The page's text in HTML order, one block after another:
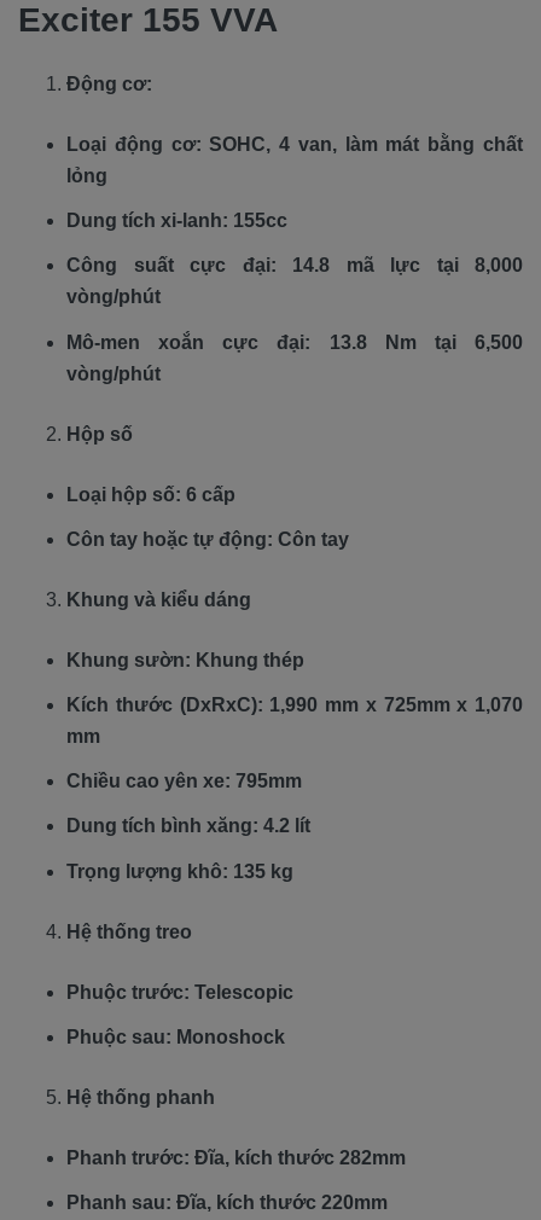
Exciter 155 VVA
Động cơ:
Loại động cơ: SOHC, 4 van, làm mát bằng chất
lỏng
Dung tích xi-lanh: 155cc
Công suất cực đại: 14.8 mã lực tại 8,000
vòng/phút
Mô-men xoắn cực đại: 13.8 Nm tại 6,500
vòng/phút
Hộp số
Loại hộp số: 6 cấp
Côn tay hoặc tự động: Côn tay
Khung và kiểu dáng
Khung sườn: Khung thép
Kích thước (DxRxC): 1,990 mm x 725mm x 1,070
mm
Chiều cao yên xe: 795mm
Dung tích bình xăng: 4.2 lít
Trọng lượng khô: 135 kg
Hệ thống treo
Phuộc trước: Telescopic
Phuộc sau: Monoshock
Hệ thống phanh
Phanh trước: Đĩa, kích thước 282mm
Phanh sau: Đĩa, kích thước 220mm